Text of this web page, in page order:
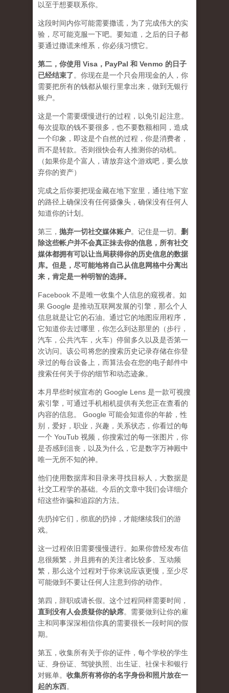
以至于想要联系你。
这段时间内你可能需要撒谎 ，为了完成伟大的实
验，尽可能克服一下吧。要知道，之后的日子都
要通过撒谎来维系，你必须习惯它。
第二， 你使用 Visa，PayPal 和 Venmo 的日子
已经结束了。你现在是一个只会用现金的人，你
需要把所有的钱都从银行里拿出来，做到无银行
账户。
这是一个需要缓慢进行的过程，以免引起注意。
每次提取的钱不要很多，也不要数额相同，造成
一个印象，即这是个自然的过程，你是消费者，
而不是转款。否则很快会有人推测你的动机。
（如果你是个富人，请放弃这个游戏吧，要么放
弃你的资产）
完成之后你要把现金藏在地下室里，通往地下室
的路径上确保没有任何摄像头，确保没有任何人
知道你的计划。
第三， 抛弃一切社交媒体账户。记住是一切。 删
除这些帐户并不会真正抹去你的信息，所有社交
媒体都拥有可以让当局获得你的历史信息的数据
库。但是，尽可能地将自己从信息网格中分离出
来，肯定是一种明智的选择。
Facebook 不是唯一收集个人信息的窥视者。如
果 Google 是推动互联网发展的引擎，那么个人
信息就是让它的石油。通过它的地图应用程序，
它知道你去过哪里，你怎么到达那里的（步行，
汽车，公共汽车，火车）停留多久以及是否第一
次访问。该公司将您的搜索历史记录存储在你登
录过的每台设备上，而算法会在您的电子邮件中
搜索任何关于你的细节和动态迹象。
本月早些时候宣布的 Google Lens 是一款可视搜
索引擎，可通过手机相机提供有关您正在查看的
内容的信息。 Google 可能会知道你的年龄，性
别，爱好，职业，兴趣，关系状态，你看过的每
一个 YouTub 视频，你搜索过的每一张图片，你
是否感到沮丧，以及为什么，它是数字万神殿中
唯一无所不知的神。
他们使用数据库和目录来寻找目标人，大数据是
社交工程学的基础。今后的文章中我们会详细介
绍这些诈骗和追踪的方法。
先扔掉它们，彻底的扔掉，才能继续我们的游
戏。
这一过程依旧需要慢慢进行。如果你曾经发布信
息很频繁，并且拥有的关注者比较多、互动频
繁，那么这个过程对于你来说应该更慢，至少尽
可能做到不要让任何人注意到你的动作。
第四，辞职或请长假。这个过程同样需要时间，
直到没有人会质疑你的缺席。需要做到让你的雇
主和同事深深相信你真的需要很长一段时间的假
期。
第五，收集所有关于你的证件，每个学校的学生
证、身份证、驾驶执照、出生证、社保卡和银行
对账单。 收集所有将你的名字身份和照片放在一
起的东西。